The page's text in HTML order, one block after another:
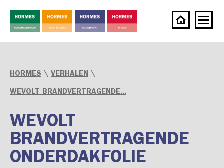
HORMES \ VERHALEN \
WEVOLT BRANDVERTRAGENDE...
WEVOLT
BRANDVERTRAGENDE
ONDERDAKFOLIE